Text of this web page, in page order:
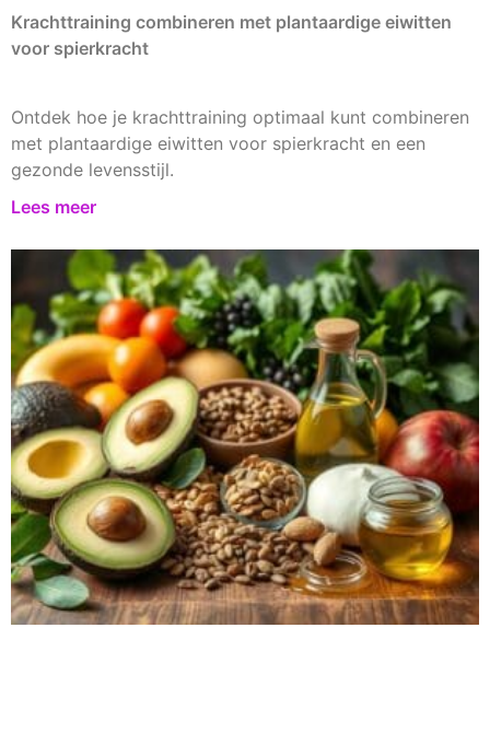
Krachttraining combineren met plantaardige eiwitten
voor spierkracht
Ontdek hoe je krachttraining optimaal kunt combineren
met plantaardige eiwitten voor spierkracht en een
gezonde levensstijl.
Lees meer